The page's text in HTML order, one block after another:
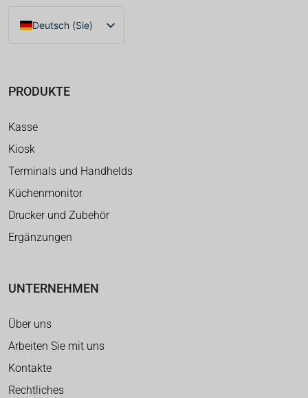
Deutsch (Sie)
PRODUKTE
Kasse
Kiosk
Terminals und Handhelds
Küchenmonitor
Drucker und Zubehör
Ergänzungen
UNTERNEHMEN
Über uns
Arbeiten Sie mit uns
Kontakte
Rechtliches